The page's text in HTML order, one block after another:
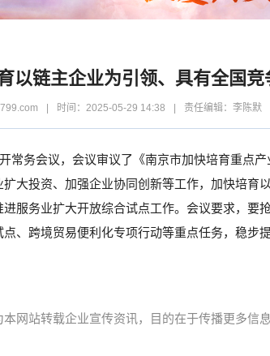
以链主企业为引领、具有全国
时间：2025-05-29 14:38 责任编辑：李陈默
常务会议，会议审议了《南京市加快培育重点
大投资、加强企业协同创新等工作，加快培育
服务业扩大开放综合试点工作。会议要求，要
、跨境贸易便利化专项行动等重点任务，稳步
网站转载企业宣传资讯，目的在于传播更多信